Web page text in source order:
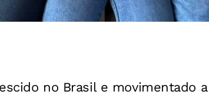
no Brasil e movimentado